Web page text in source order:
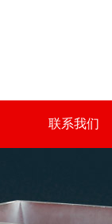
联系我们